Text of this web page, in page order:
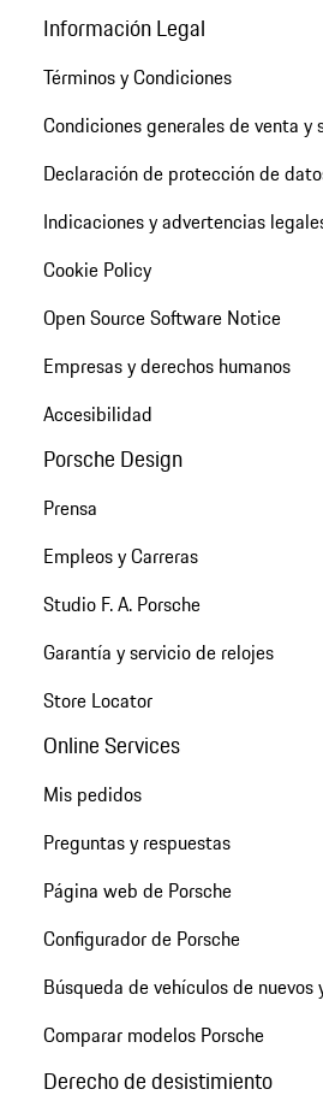
Información Legal
Términos y Condiciones
Condiciones generales de venta y
Declaración de protección de
Indicaciones y advertencias
Cookie Policy
Open Source Software Notice
Empresas y derechos humanos
Accesibilidad
Porsche Design
Prensa
Empleos y Carreras
Studio F. A. Porsche
Garantía y servicio de relojes
Store Locator
Online Services
Mis pedidos
Preguntas y respuestas
Página web de Porsche
Configurador de Porsche
Búsqueda de vehículos de nuevos
Comparar modelos Porsche
Derecho de desistimiento